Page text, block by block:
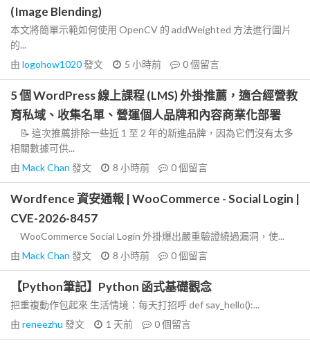
(Image Blending)
本文將簡單示範如何使用 OpenCV 的 addWeighted 方法進行圖片
的...
由 logohow1020發文 5 小時前 0個留言
5 個 WordPress 線上課程 (LMS) 外掛推薦，適合經營教
育私域、收集名單、營運個人品牌和內容商業化部署
📝 這次推薦排除一些近 1 至 2 年的新進品牌，因為它們沒有太多
相關數據可供...
由 Mack Chan 發文 8 小時前 0個留言
Wordfence 資安通報 | WooCommerce - Social Login |
CVE-2026-8457
WooCommerce Social Login 外掛爆出嚴重驗證繞過漏洞，使...
由 Mack Chan 發文 8 小時前 0個留言
【Python筆記】Python 函式基礎觀念
把重複動作包起來 生活情境：每天打招呼 def say_hello():...
由 reneezhu 發文 1 天前 0個留言